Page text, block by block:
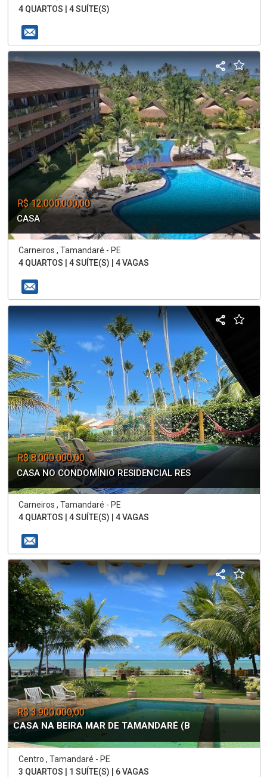
4 QUARTOS | 4 SUÍTE(S)
R$ 12.000.000,00
CASA
Carneiros , Tamandaré - PE
4 QUARTOS | 4 SUÍTE(S) | 4 VAGAS
R$ 8.000.000,00
CASA NO CONDOMÍNIO RESIDENCIAL RES
Carneiros , Tamandaré - PE
4 QUARTOS | 4 SUÍTE(S) | 4 VAGAS
R$ 3.900.000,00
CASA NA BEIRA MAR DE TAMANDARÉ (B
Centro , Tamandaré - PE
3 QUARTOS | 1 SUÍTE(S) | 6 VAGAS